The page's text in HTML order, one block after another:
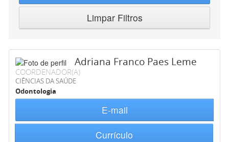
Limpar Filtros
Adriana Franco Paes Leme
COORDENADOR(A)
CIÊNCIAS DA SAÚDE
Odontologia
E-mail
Currículo